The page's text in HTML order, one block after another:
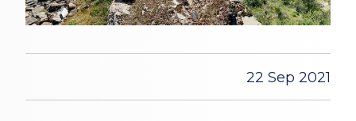
22 Sep 2021